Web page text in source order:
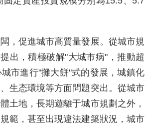
，促進城市高質量發展。從城市規
出，積極破解"大城市病"，推動超
市進行"攤大餅"式的發展，城鎮化
生态環境等方面問題突出。從城市
土地，長期遊離于城市規劃之外，
範，甚至出現違法建築狀況，城市